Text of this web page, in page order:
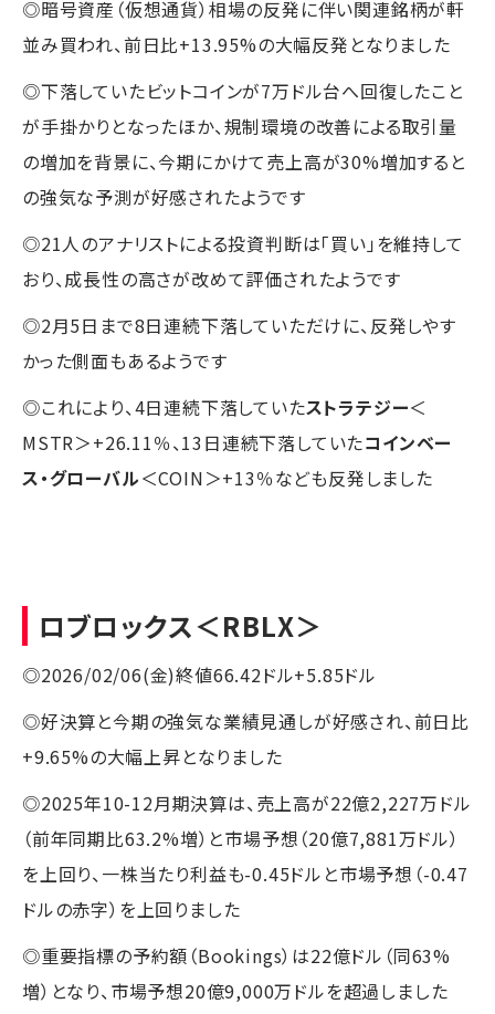
◎暗号資産（仮想通貨）相場の反発に伴い関連銘柄が軒
並み買われ、前日比+13.95%の大幅反発となりました
◎下落していたビットコインが7万ドル台へ回復したこと
が手掛かりとなったほか、規制環境の改善による取引量
の増加を背景に、今期にかけて売上高が30%増加すると
の強気な予測が好感されたようです
◎21人のアナリストによる投資判断は「買い」を維持して
おり、成長性の高さが改めて評価されたようです
◎2月5日まで8日連続下落していただけに、反発しやす
かった側面もあるようです
◎これにより、4日連続下落していたストラテジー＜
MSTR＞+26.11％、13日連続下落していたコインベー
ス・グローバル＜COIN＞+13％なども反発しました
ロブロックス＜RBLX＞
◎2026/02/06(金)終値66.42ドル+5.85ドル
◎好決算と今期の強気な業績見通しが好感され、前日比
+9.65%の大幅上昇となりました
◎2025年10-12月期決算は、売上高が22億2,227万ドル
（前年同期比63.2%増）と市場予想（20億7,881万ドル）
を上回り、一株当たり利益も-0.45ドルと市場予想（-0.47
ドルの赤字）を上回りました
◎重要指標の予約額（Bookings）は22億ドル（同63%
増）となり、市場予想20億9,000万ドルを超過しました